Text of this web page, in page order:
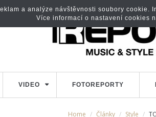
VIDEO FOTOREPORTY
Home Články Style
a analýze návštěvnosti soubory
Více informací o nastavení cookies